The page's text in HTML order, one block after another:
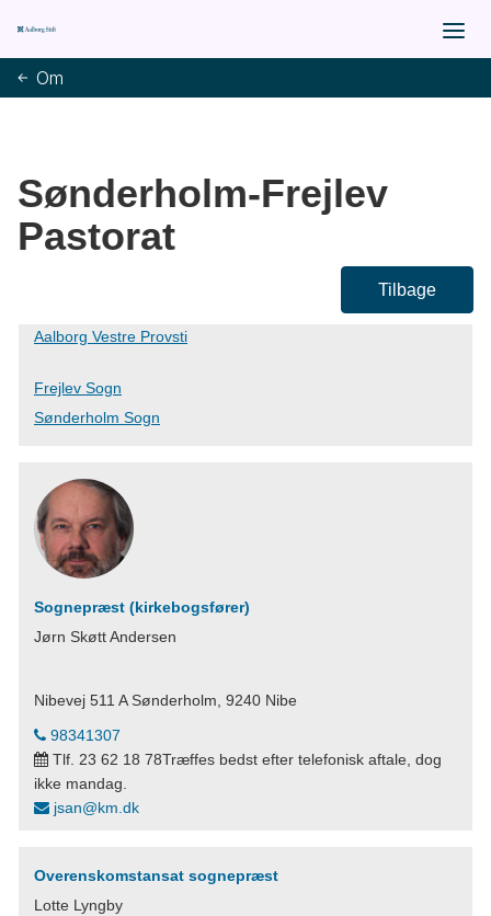
Om
Sønderholm-Frejlev
Pastorat
Tilbage
Aalborg Vestre Provsti
Frejlev Sogn
Sønderholm Sogn
Sognepræst (kirkebogsfører)
Jørn Skøtt Andersen
Nibevej 511 A Sønderholm, 9240 Nibe
98341307
Tlf. 23 62 18 78Træffes bedst efter telefonisk aftale, dog
ikke mandag.
jsan@km.dk
Overenskomstansat sognepræst
Lotte Lyngby